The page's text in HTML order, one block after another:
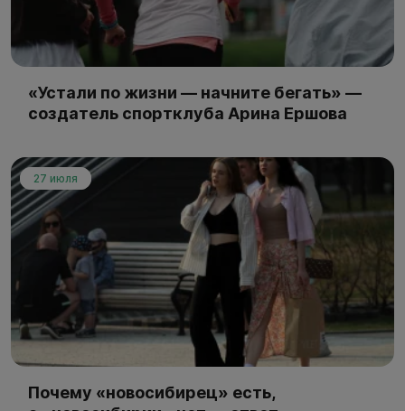
«Устали по жизни — начните бегать» —
создатель спортклуба Арина Ершова
27 июля
Почему «новосибирец» есть,